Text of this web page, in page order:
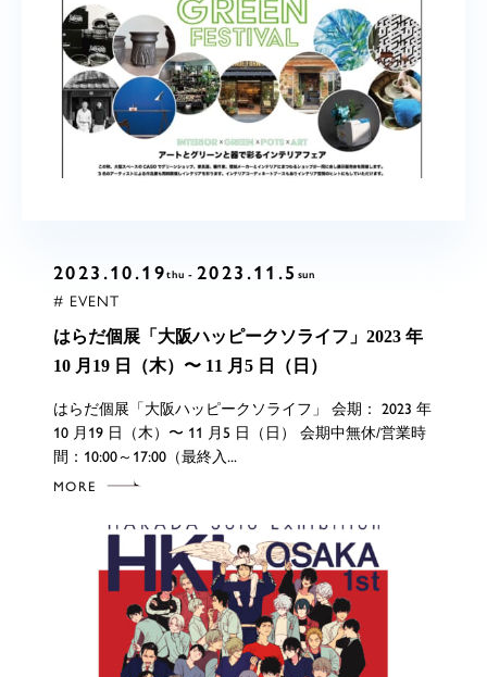
2023.10.19thu 2023.11.5 sun
# EVENT
はらだ個展「大阪ハッピークソライフ」2023 年
10 月19 日（木）〜 11 月5 日（日）
はらだ個展「大阪ハッピークソライフ」 会期： 2023 年
10 月19 日（木）〜 11 月5 日（日） 会期中無休/営業時
間：10:00～17:00（最終入...
MORE